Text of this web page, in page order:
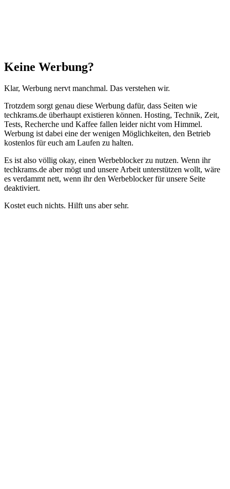
Schließen
Keine Werbung?
Klar, Werbung nervt manchmal. Das verstehen wir.
Trotzdem sorgt genau diese Werbung dafür, dass Seiten wie
techkrams.de überhaupt existieren können. Hosting, Technik, Zeit,
Tests, Recherche und Kaffee fallen leider nicht vom Himmel.
Werbung ist dabei eine der wenigen Möglichkeiten, den Betrieb
kostenlos für euch am Laufen zu halten.
Es ist also völlig okay, einen Werbeblocker zu nutzen. Wenn ihr
techkrams.de aber mögt und unsere Arbeit unterstützen wollt, wäre
es verdammt nett, wenn ihr den Werbeblocker für unsere Seite
deaktiviert.
Kostet euch nichts. Hilft uns aber sehr.